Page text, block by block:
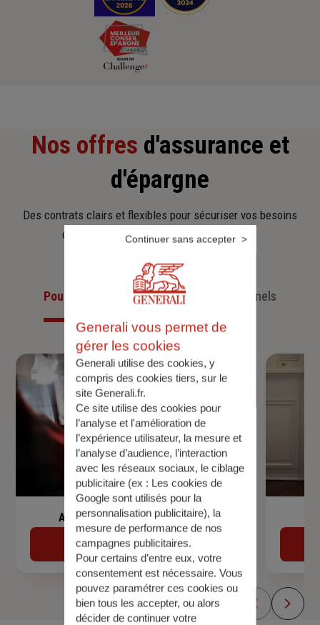
Nos offres d'assurance et
d'épargne
Des contrats clairs et flexibles pour sécuriser vos besoins
d’aujourd’hui et anticiper ceux de demain.
Pour les particuliersPour les professionnels
Assurance de prêt immobilier
Découvrir
Generali vous permet de
gérer les cookies
Generali utilise des cookies, y
compris des cookies tiers, sur le
site Generali.fr.
Ce site utilise des cookies pour
l’analyse et l'amélioration de
l’expérience utilisateur, la mesure et
l’analyse d’audience, l’interaction
avec les réseaux sociaux, le ciblage
publicitaire (ex : Les cookies de
Google sont utilisés pour la
personnalisation publicitaire), la
mesure de performance de nos
campagnes publicitaires.
Pour certains d’entre eux, votre
consentement est nécessaire. Vous
pouvez paramétrer ces cookies ou
bien tous les accepter, ou alors
décider de continuer votre
Continuer sans accepter